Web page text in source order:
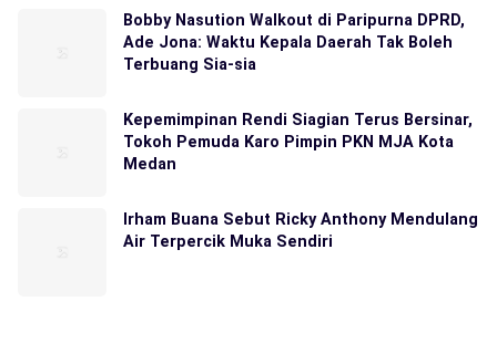
Bobby Nasution Walkout di Paripurna DPRD,
Ade Jona: Waktu Kepala Daerah Tak Boleh
Terbuang Sia-sia
Kepemimpinan Rendi Siagian Terus Bersinar,
Tokoh Pemuda Karo Pimpin PKN MJA Kota
Medan
Irham Buana Sebut Ricky Anthony Mendulang
Air Terpercik Muka Sendiri